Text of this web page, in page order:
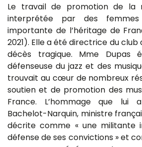
Le travail de promotion de la
interprétée par des
importante de l’héritage de
2021). Elle a été directrice du club
décès tragique. Mme Dupas
défenseuse du jazz et des
trouvait au cœur de nombreux
soutien et de promotion des
France. L’hommage que lui
Bachelot-Narquin, ministre
décrite comme « une militante
défense de ses convictions » et